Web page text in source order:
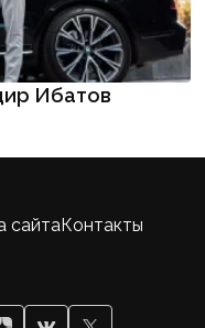
Ибатов
сайтаКонтакты